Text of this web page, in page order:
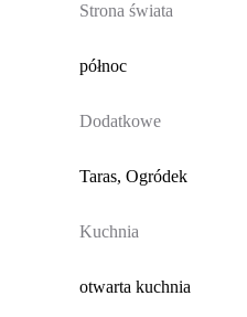
Strona świata
północ
Dodatkowe
Taras, Ogródek
Kuchnia
otwarta kuchnia